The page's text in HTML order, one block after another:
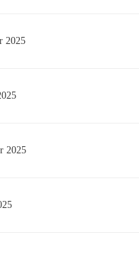
2025
2025